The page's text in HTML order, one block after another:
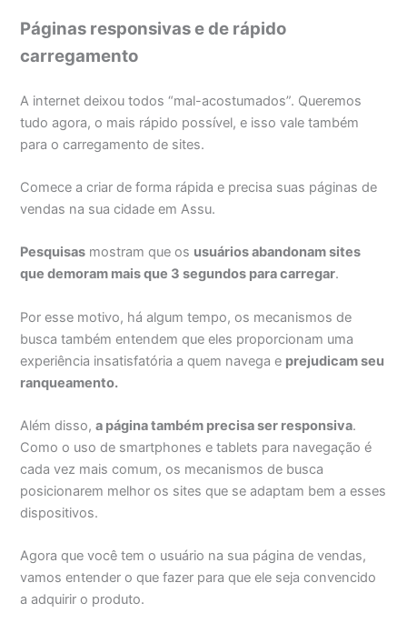
Páginas responsivas e de rápido
carregamento
A internet deixou todos “mal-acostumados”. Queremos
tudo agora, o mais rápido possível, e isso vale também
para o carregamento de sites.
Comece a criar de forma rápida e precisa suas páginas de
vendas na sua cidade em Assu.
Pesquisas mostram que os usuários abandonam sites
que demoram mais que 3 segundos para carregar.
Por esse motivo, há algum tempo, os mecanismos de
busca também entendem que eles proporcionam uma
experiência insatisfatória a quem navega e prejudicam seu
ranqueamento.
Além disso,a página também precisa ser responsiva.
Como o uso de smartphones e tablets para navegação é
cada vez mais comum, os mecanismos de busca
posicionarem melhor os sites que se adaptam bem a esses
dispositivos.
Agora que você tem o usuário na sua página de vendas,
vamos entender o que fazer para que ele seja convencido
a adquirir o produto.